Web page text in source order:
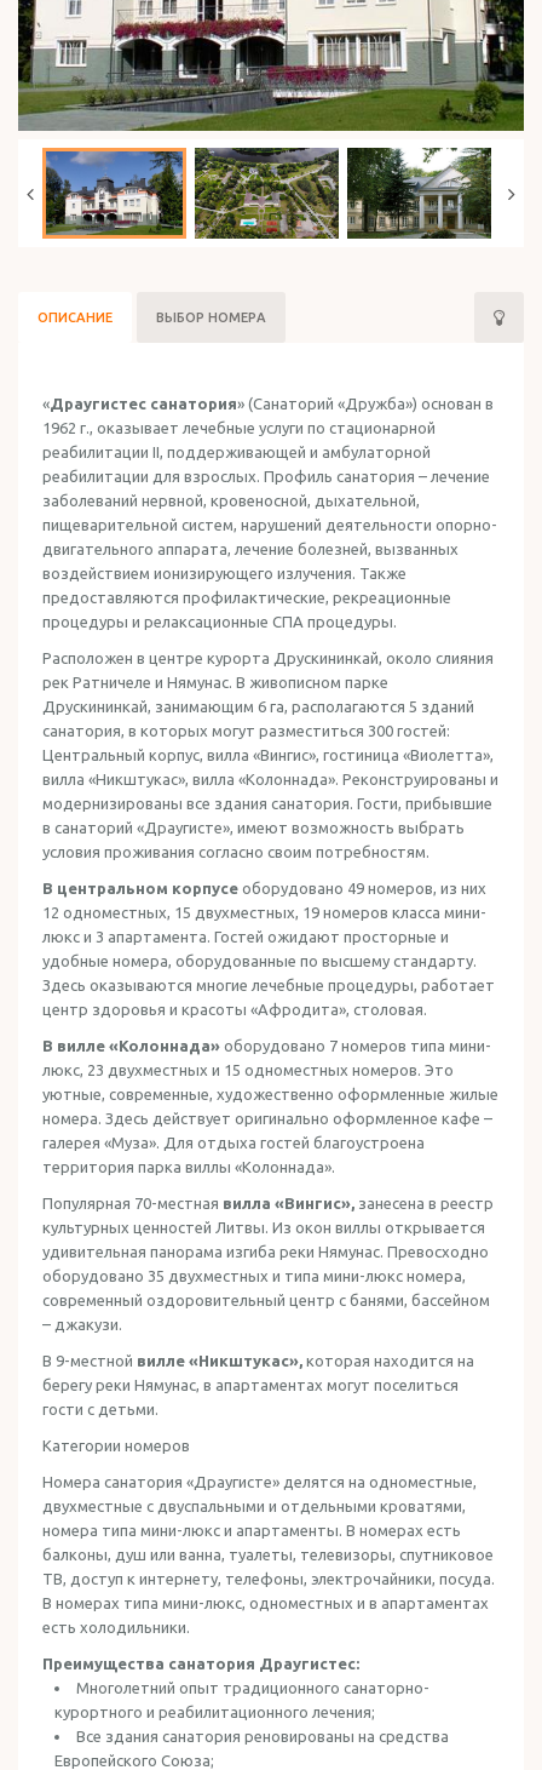
ОТДЫХ В ИЗРАИЛЕ
ОПИСАНИЕ ВЫБОР НОМЕРА
«Драугистес санатория» (Санаторий «Дружба») основан в
1962 г., оказывает лечебные услуги по стационарной
реабилитации II, поддерживающей и амбулаторной
реабилитации для взрослых. Профиль санатория – лечение
заболеваний нервной, кровеносной, дыхательной,
пищеварительной систем, нарушений деятельности опорно-
двигательного аппарата, лечение болезней, вызванных
воздействием ионизирующего излучения. Также
предоставляются профилактические, рекреационные
процедуры и релаксационные СПА процедуры.
Расположен в центре курорта Друскининкай, около слияния
рек Ратничеле и Нямунас. В живописном парке
Друскининкай, занимающим 6 га, располагаются 5 зданий
санатория, в которых могут разместиться 300 гостей:
Центральный корпус, вилла «Вингис», гостиница «Виолетта»,
вилла «Никштукас», вилла «Колоннада». Реконструированы и
модернизированы все здания санатория. Гости, прибывшие
в санаторий «Драугисте», имеют возможность выбрать
условия проживания согласно своим потребностям.
В центральном корпусе оборудовано 49 номеров, из них
12 одноместных, 15 двухместных, 19 номеров класса мини-
люкс и 3 апартамента. Гостей ожидают просторные и
удобные номера, оборудованные по высшему стандарту.
Здесь оказываются многие лечебные процедуры, работает
центр здоровья и красоты «Афродита», столовая.
В вилле «Колоннада» оборудовано 7 номеров типа мини-
люкс, 23 двухместных и 15 одноместных номеров. Это
уютные, современные, художественно оформленные жилые
номера. Здесь действует оригинально оформленное кафе –
галерея «Муза». Для отдыха гостей благоустроена
территория парка виллы «Колоннада».
Популярная 70-местная вилла «Вингис», занесена в реестр
культурных ценностей Литвы. Из окон виллы открывается
удивительная панорама изгиба реки Нямунас. Превосходно
оборудовано 35 двухместных и типа мини-люкс номера,
современный оздоровительный центр с банями, бассейном
– джакузи.
В 9-местной вилле «Никштукас», которая находится на
берегу реки Нямунас, в апартаментах могут поселиться
гости с детьми.
Категории номеров
Номера санатория «Драугисте» делятся на одноместные,
двухместные с двуспальными и отдельными кроватями,
номера типа мини-люкс и апартаменты. В номерах есть
балконы, душ или ванна, туалеты, телевизоры, спутниковое
ТВ, доступ к интернету, телефоны, электрочайники, посуда.
В номерах типа мини-люкс, одноместных и в апартаментах
есть холодильники.
Преимущества санатория Драугистес:
Многолетний опыт традиционного санаторно-
курортного и реабилитационного лечения;
Все здания санатория реновированы на средства
Европейского Союза;